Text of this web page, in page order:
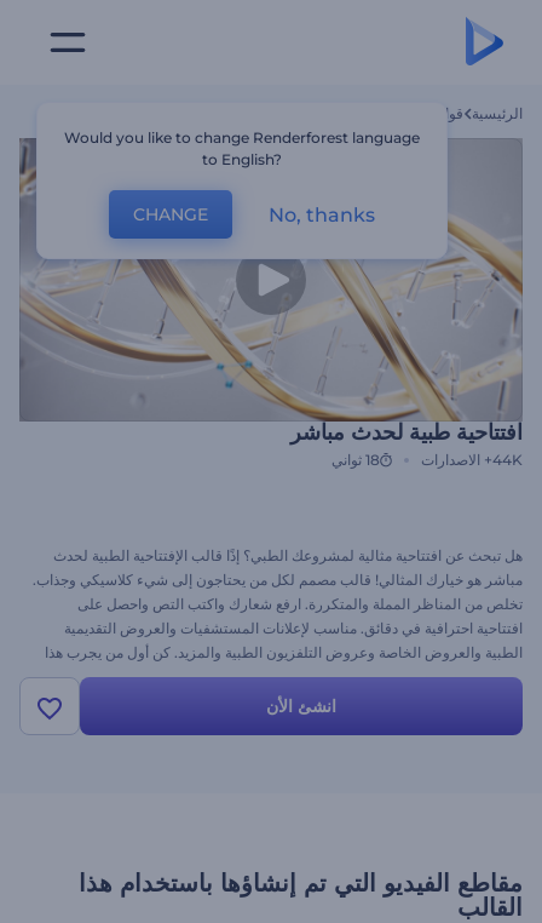
الرئيسية قوالب
افتتاحية طبية لحدث مباشر
44K+ الاصدارات 18 ثواني
هل تبحث عن افتتاحية مثالية لمشروعك الطبي؟ إذًا قالب الإفتتاحية الطبية لحدث
مباشر هو خيارك المثالي! قالب مصمم لكل من يحتاجون إلى شيء كلاسيكي وجذاب.
تخلص من المناظر المملة والمتكررة. ارفع شعارك واكتب التص واحصل على
افتتاحية احترافية في دقائق. مناسب لإعلانات المستشفيات والعروض التقديمية
الطبية والعروض الخاصة وعروض التلفزيون الطبية والمزيد. كن أول من يجرب هذا
القالب الرائع اليوم!
انشئ الأن
مقاطع الفيديو التي تم إنشاؤها باستخدام هذا
القالب
Would you like to change Renderforest language
to English?
CHANGE No, thanks